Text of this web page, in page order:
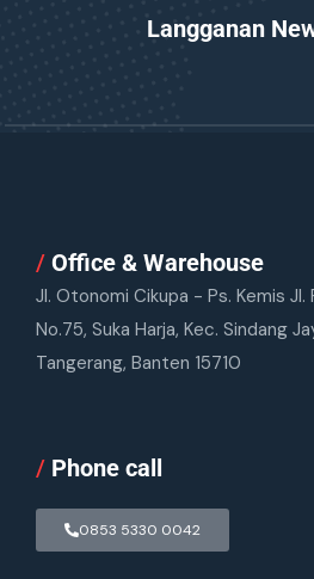
Langganan
/ Office & Warehouse
Jl. Otonomi Cikupa - Ps. Kemis Jl.
No.75, Suka Harja, Kec. Sindang
Tangerang, Banten 15710
/ Phone call
0853 5330 0042